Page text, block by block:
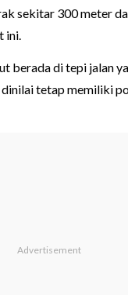
sekitar 300 meter
ini.
berada di tepi jalan
tetap memiliki